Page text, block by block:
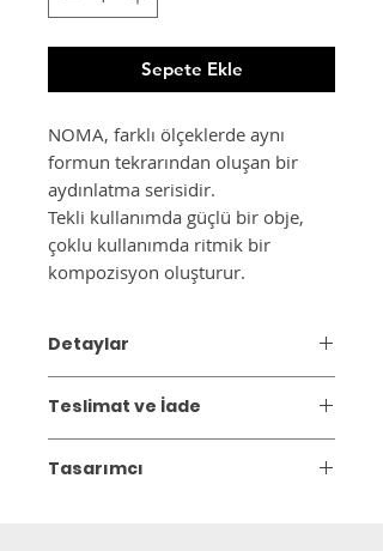
Sepete Ekle
NOMA, farklı ölçeklerde aynı
formun tekrarından oluşan bir
aydınlatma serisidir.
Tekli kullanımda güçlü bir obje,
çoklu kullanımda ritmik bir
kompozisyon oluşturur.
Detaylar
boya
Ürün Ebatı: Çap: 30cm,
yükseklik 14cm
Teslimat ve İade
Tasarımcı